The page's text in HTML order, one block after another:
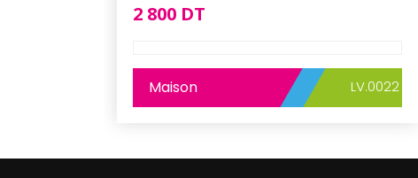
2 800 DT
Maison LV.0022